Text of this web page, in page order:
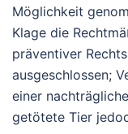
Möglichkeit
Klage die
präventiver
ausgeschlossen;
einer
getötete Tier